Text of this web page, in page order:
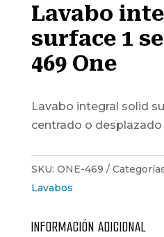
Lavabo
surface 1
469 One
Lavabo integral solid
centrado o desplazado
SKU: ONE-469
Lavabos
INFORMACIÓN ADICIONAL